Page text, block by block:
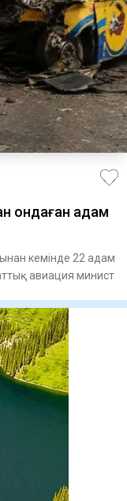
ондаған адам
кемінде 22 адам
авиация минист